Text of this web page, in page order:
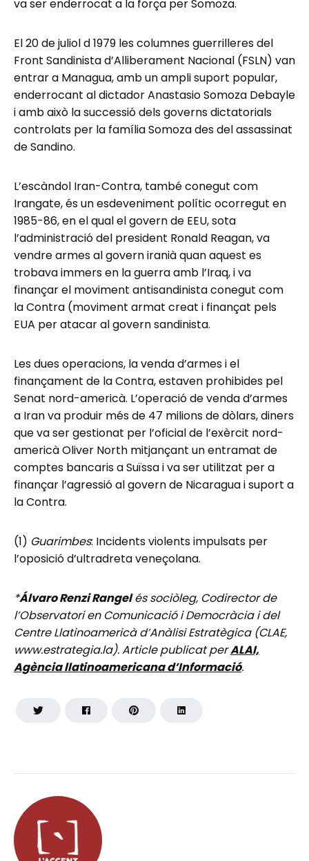
va ser enderrocat a la força per Somoza.
El 20 de juliol d 1979 les columnes guerrilleres del
Front Sandinista d’Alliberament Nacional (FSLN) van
entrar a Managua, amb un ampli suport popular,
enderrocant al dictador Anastasio Somoza Debayle
i amb això la successió dels governs dictatorials
controlats per la família Somoza des del assassinat
de Sandino.
L’escàndol Iran-Contra, també conegut com
Irangate, és un esdeveniment polític ocorregut en
1985-86, en el qual el govern de EEU, sota
l’administració del president Ronald Reagan, va
vendre armes al govern iranià quan aquest es
trobava immers en la guerra amb l’Iraq, i va
finançar el moviment antisandinista conegut com
la Contra (moviment armat creat i finançat pels
EUA per atacar al govern sandinista.
Les dues operacions, la venda d’armes i el
finançament de la Contra, estaven prohibides pel
Senat nord-americà. L’operació de venda d’armes
a Iran va produir més de 47 milions de dòlars, diners
que va ser gestionat per l’oficial de l’exèrcit nord-
americà Oliver North mitjançant un entramat de
comptes bancaris a Suïssa i va ser utilitzat per a
finançar l’agressió al govern de Nicaragua i suport a
la Contra.
(1) Guarimbes: Incidents violents impulsats per
l’oposició d’ultradreta veneçolana.
*Álvaro Renzi Rangelés sociòleg, Codirector de
l’Observatori en Comunicació i Democràcia i del
Centre Llatinoamericà d’Anàlisi Estratègica (CLAE,
www.estrategia.la). Article publicat perALAI,
Agència llatinoamericana d’Informació.